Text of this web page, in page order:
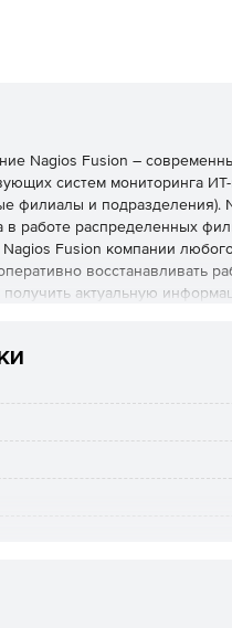
Nagios Fusion –
систем мониторинга
филиалы и подразделения).
в работе распределенных
Nagios Fusion компании
восстанавливать
актуальную
управления программой,
на отдельных серверах,
с программным